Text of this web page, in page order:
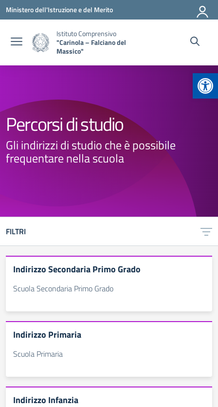
Vai ai contenuti
Vai al menu di navigazione
Vai al footer
Ministero dell'Istruzione e del Merito
Istituto Comprensivo
"Carinola – Falciano del
Massico"
Percorsi di studio
Gli indirizzi di studio che è possibile
frequentare nella scuola
FILTRI
Indirizzo Secondaria Primo Grado
Scuola Secondaria Primo Grado
Indirizzo Primaria
Scuola Primaria
Indirizzo Infanzia